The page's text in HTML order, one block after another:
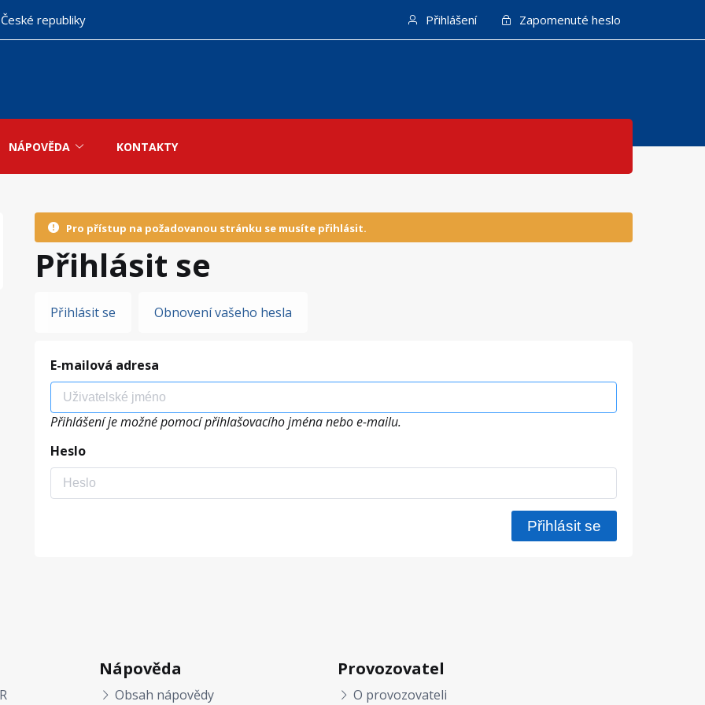
republiky Přihlášení Zapomenuté heslo
NÁPOVĚDA KONTAKTY
Pro přístup na požadovanou stránku se musíte přihlásit.
Přihlásit se
Hlavní
Přihlásit se Obnovení vašeho hesla
E-mailová adresa
Přihlášení je možné pomocí přihlašovacího jména nebo e-mailu.
Heslo
Nápověda
Obsah nápovědy
Provozovatel
O provozovateli